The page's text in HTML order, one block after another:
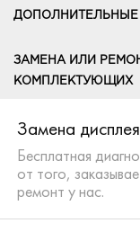
ДОПОЛНИТЕЛЬНЫЕ
Ремонт после
ремонт у нас.
ЗАМЕНА ИЛИ
КОМПЛЕКТУЮЩИХ
Замена дисплея
Бесплатная
от того,
ремонт у нас.